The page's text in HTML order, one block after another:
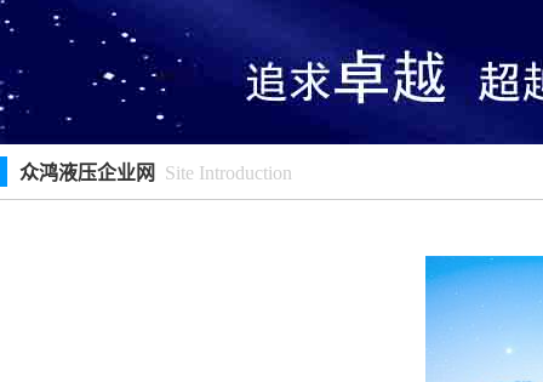
众鸿液压企业网 Site Introduction